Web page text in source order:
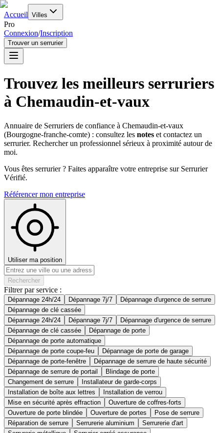
Accueil Villes
Pro
Connexion/Inscription
Trouver un serrurier
Trouvez les meilleurs serruriers
à Chemaudin-et-vaux
Annuaire de Serruriers de confiance à Chemaudin-et-vaux
(Bourgogne-franche-comte) : consultez les notes et contactez un
serrurier. Rechercher un professionnel sérieux à proximité autour de
moi.
Vous êtes serrurier ? Faites apparaître votre entreprise sur Serrurier
Vérifié.
Référencer mon entreprise
Utiliser ma position
Rechercher
Filtrer par service :
Dépannage 24h/24 Dépannage 7j/7
Dépannage d'urgence de serrure
Dépannage de clé cassée
Dépannage 24h/24
Dépannage 7j/7
Dépannage d'urgence de serrure
Dépannage de clé cassée
Dépannage de porte
Dépannage de porte automatique
Dépannage de porte coupe-feu
Dépannage de porte de garage
Dépannage de porte-fenêtre
Dépannage de serrure de haute sécurité
Dépannage de serrure de portail
Blindage de porte
Changement de serrure
Installateur de garde-corps
Installation de boîte aux lettres
Installation de verrou
Mise en sécurité après effraction
Ouverture de coffres-forts
Ouverture de porte blindée
Ouverture de portes
Pose de serrure
Réparation de serrure
Serrurerie aluminium
Serrurerie d'art